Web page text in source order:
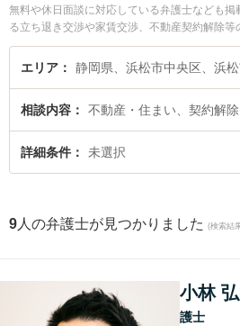
無料や休日面談に対応している弁護士なども
る立ち退き交渉や家賃交渉、不動産契約解除
もでき便利です。特に弁護士法人エース 浜松
法人長野法律事務所の長野 修一弁護士、JPS
護士に相談したい』『不動産契約解除のトラ
士を検索したい』『初回相談無料で不動産契
の弁護士に相談予約したい』などでお困りの
エリア
相談内容 不動産・住まい、契約解除
詳細条件 未選択
9 人の弁護士が見つかりました (検索結
小林
護士